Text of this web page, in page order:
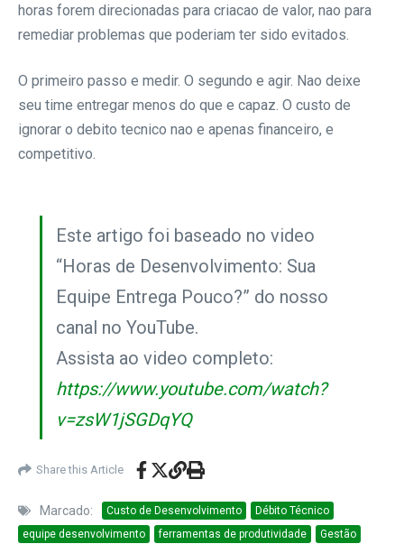
horas forem direcionadas para criacao de valor, nao para
remediar problemas que poderiam ter sido evitados.
O primeiro passo e medir. O segundo e agir. Nao deixe
seu time entregar menos do que e capaz. O custo de
ignorar o debito tecnico nao e apenas financeiro, e
competitivo.
Este artigo foi baseado no video
“Horas de Desenvolvimento: Sua
Equipe Entrega Pouco?” do nosso
canal no YouTube.
Assista ao video completo:
https://www.youtube.com/watch?
v=zsW1jSGDqYQ
Share this Article
Marcado: Custo de Desenvolvimento
Débito Técnico
equipe desenvolvimento
ferramentas de produtividade Gestão